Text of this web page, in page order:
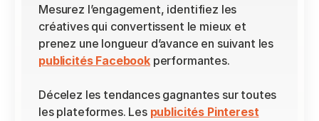
Mesurez l’engagement, identifiez les
créatives qui convertissent le mieux et
publicités Facebook performantes.
Décelez les tendances gagnantes sur toutes
les plateformes. Les publicités Pinterest